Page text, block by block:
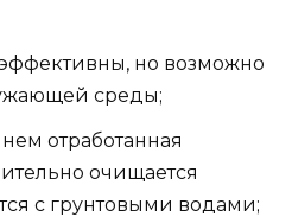
но возможно
среды;
отработанная
очищается
с грунтовыми водами;